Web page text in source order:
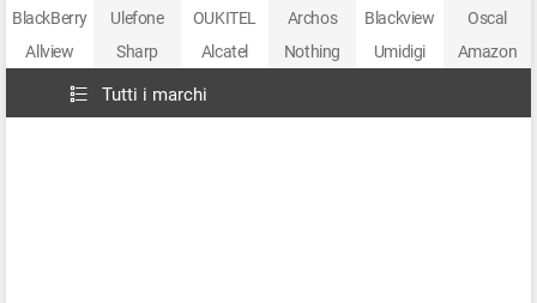
BlackBerry
Ulefone OUKITEL Archos Blackview
Oscal
Allview
Sharp Alcatel Nothing Umidigi Amazon
Tutti i marchi